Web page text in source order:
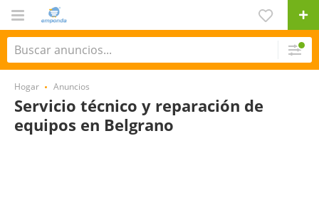
Hogar Anuncios
Servicio técnico y reparación de
equipos en Belgrano